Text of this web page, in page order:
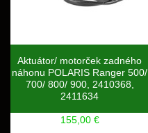
Aktuátor/ motorček zadného
náhonu POLARIS Ranger 500/
700/ 800/ 900, 2410368,
2411634
155,00 €